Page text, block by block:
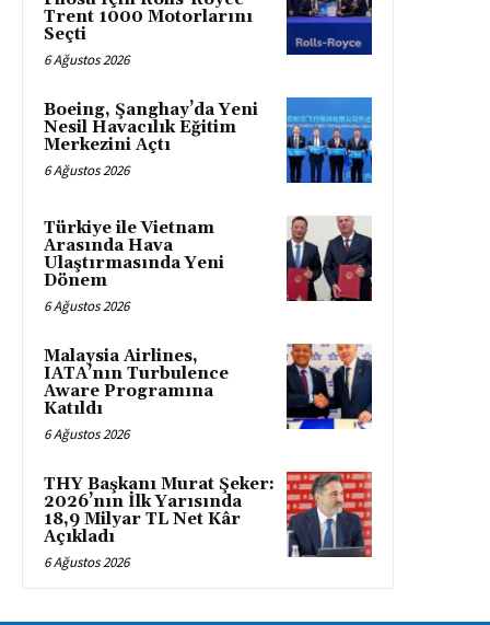
Trent 1000 Motorlarını
Seçti
6 Ağustos 2026
Boeing, Şanghay’da Yeni
Nesil Havacılık Eğitim
Merkezini Açtı
6 Ağustos 2026
Türkiye ile Vietnam
Arasında Hava
Ulaştırmasında Yeni
Dönem
6 Ağustos 2026
Malaysia Airlines,
IATA’nın Turbulence
Aware Programına
Katıldı
6 Ağustos 2026
THY Başkanı Murat Şeker:
2026’nın İlk Yarısında
18,9 Milyar TL Net Kâr
Açıkladı
6 Ağustos 2026